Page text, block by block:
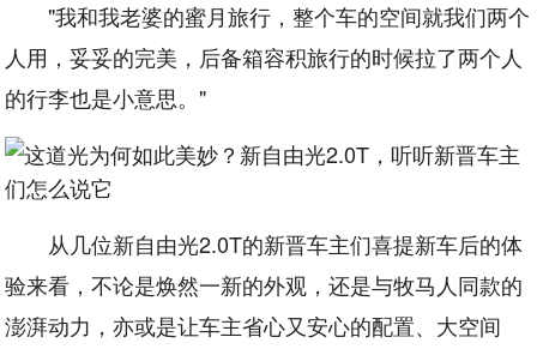
"我和我老婆的蜜月旅行，整个车的空间就我们两个
人用，妥妥的完美，后备箱容积旅行的时候拉了两个人
的行李也是小意思。"
从几位新自由光2.0T的新晋车主们喜提新车后的体
验来看，不论是焕然一新的外观，还是与牧马人同款的
澎湃动力，亦或是让车主省心又安心的配置、大空间